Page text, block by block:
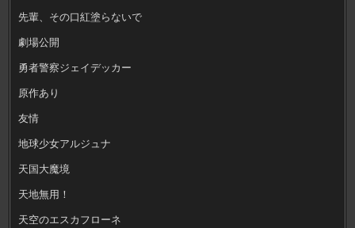
先輩、その口紅塗らないで
劇場公開
勇者警察ジェイデッカー
原作あり
友情
地球少女アルジュナ
天国大魔境
天地無用！
天空のエスカフローネ